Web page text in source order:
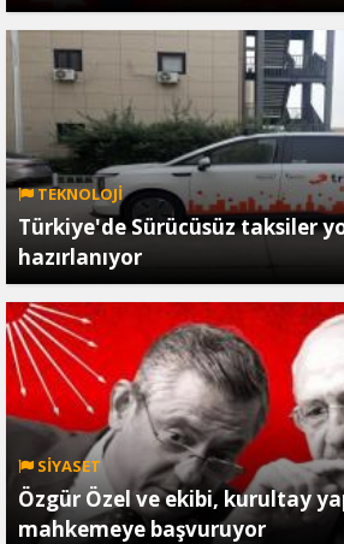
TEKNOLOJİ
Türkiye'de Sürücüsüz taksiler
hazırlanıyor
SİYASET
Özgür Özel ve ekibi, kurultay
mahkemeye başvuruyor